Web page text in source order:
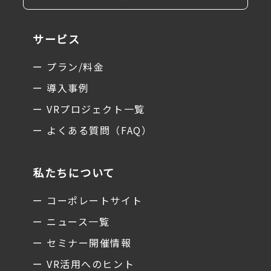
サービス
ー プラン/料金
ー 導入事例
ー VRプロジェクト一覧
ー よくある質問（FAQ）
私たちについて
ー コーポレートサイト
ー ニュース一覧
ー セミナー開催情報
ー VR活用へのヒント